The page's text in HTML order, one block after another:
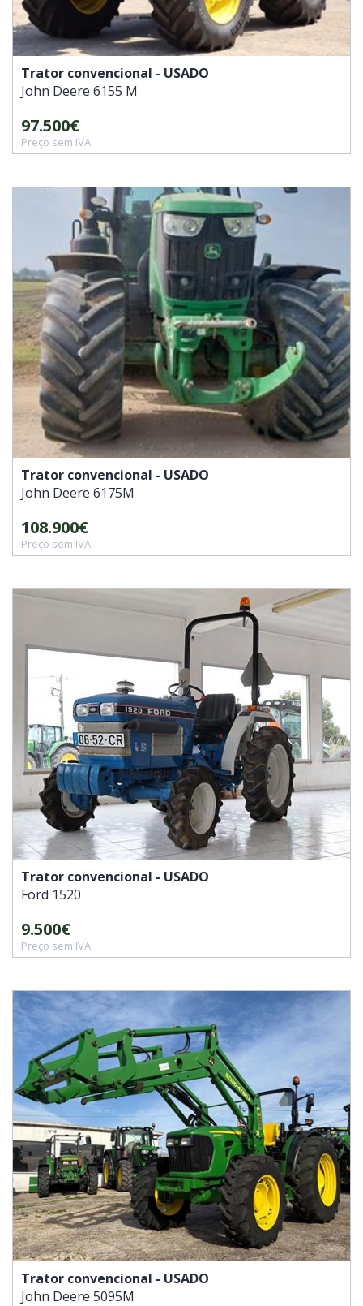
Trator convencional - USADO
John Deere 6155 M
97.500€
Preço sem IVA
Trator convencional - USADO
John Deere 6175M
108.900€
Preço sem IVA
Trator convencional - USADO
Ford 1520
9.500€
Preço sem IVA
Trator convencional - USADO
John Deere 5095M